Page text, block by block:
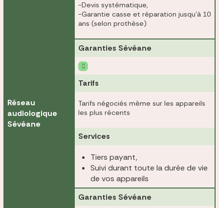
-Devis systématique,
-Garantie casse et réparation jusqu'à 10
ans (selon prothèse)
Réseau
audiologique
Sévéane
Garanties Sévéane
Tarifs
Tarifs négociés même sur les appareils
les plus récents
Services
Tiers payant,
Suivi durant toute la durée de vie
de vos appareils
Garanties Sévéane